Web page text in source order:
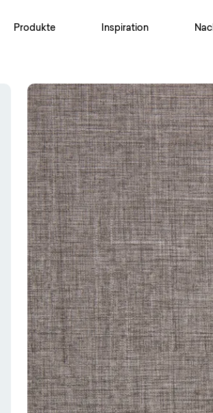
Produkte Inspiration